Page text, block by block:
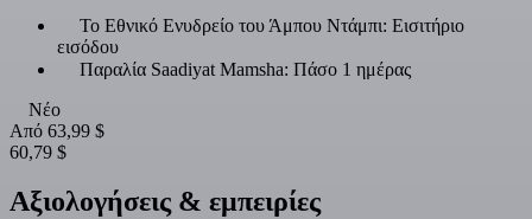
Το Εθνικό Ενυδρείο του Άμπου Ντάμπι: Εισιτήριο
εισόδου
Παραλία Saadiyat Mamsha: Πάσο 1 ημέρας
Νέο
Από 63,99 $
60,79 $
Αξιολογήσεις & εμπειρίες